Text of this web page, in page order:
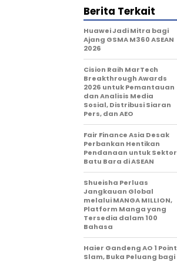
Berita Terkait
Huawei Jadi Mitra bagi
Ajang GSMA M360 ASEAN
2026
Cision Raih MarTech
Breakthrough Awards
2026 untuk Pemantauan
dan Analisis Media
Sosial, Distribusi Siaran
Pers, dan AEO
Fair Finance Asia Desak
Perbankan Hentikan
Pendanaan untuk Sektor
Batu Bara di ASEAN
Shueisha Perluas
Jangkauan Global
melalui MANGA MILLION,
Platform Manga yang
Tersedia dalam 100
Bahasa
Haier Gandeng AO 1 Point
Slam, Buka Peluang bagi